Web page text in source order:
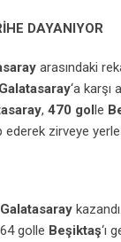
DAYANIYOR
arasındaki
Galatasaray‘a karşı
, 470 golle
ederek zirveye
Galatasaray kazandı.
golle Beşiktaş‘ı